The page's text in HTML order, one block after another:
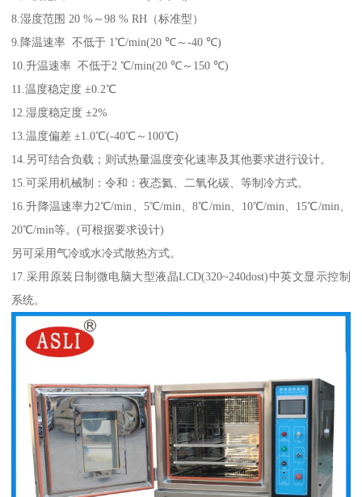
8.湿度范围 20 %～98 % RH（标准型）
9.降温速率 不低于 1℃/min(20 ℃～-40 ℃)
10.升温速率 不低于2 ℃/min(20 ℃～150 ℃)
11.温度稳定度 ±0.2℃
12.湿度稳定度 ±2%
13.温度偏差 ±1.0℃(-40℃～100℃)
14.另可结合负载；则试热量温度变化速率及其他要求进行设计。
15.可采用机械制：令和：夜态氦、二氧化碳、等制冷方式。
16.升降温速率力2℃/min、5℃/min、8℃/min、10℃/min、15℃/min、
20℃/min等。(可根据要求设计)
另可采用气冷或水冷式散热方式。
17.采用原装日制微电脑大型液晶LCD(320~240dost)中英文显示控制
系统。